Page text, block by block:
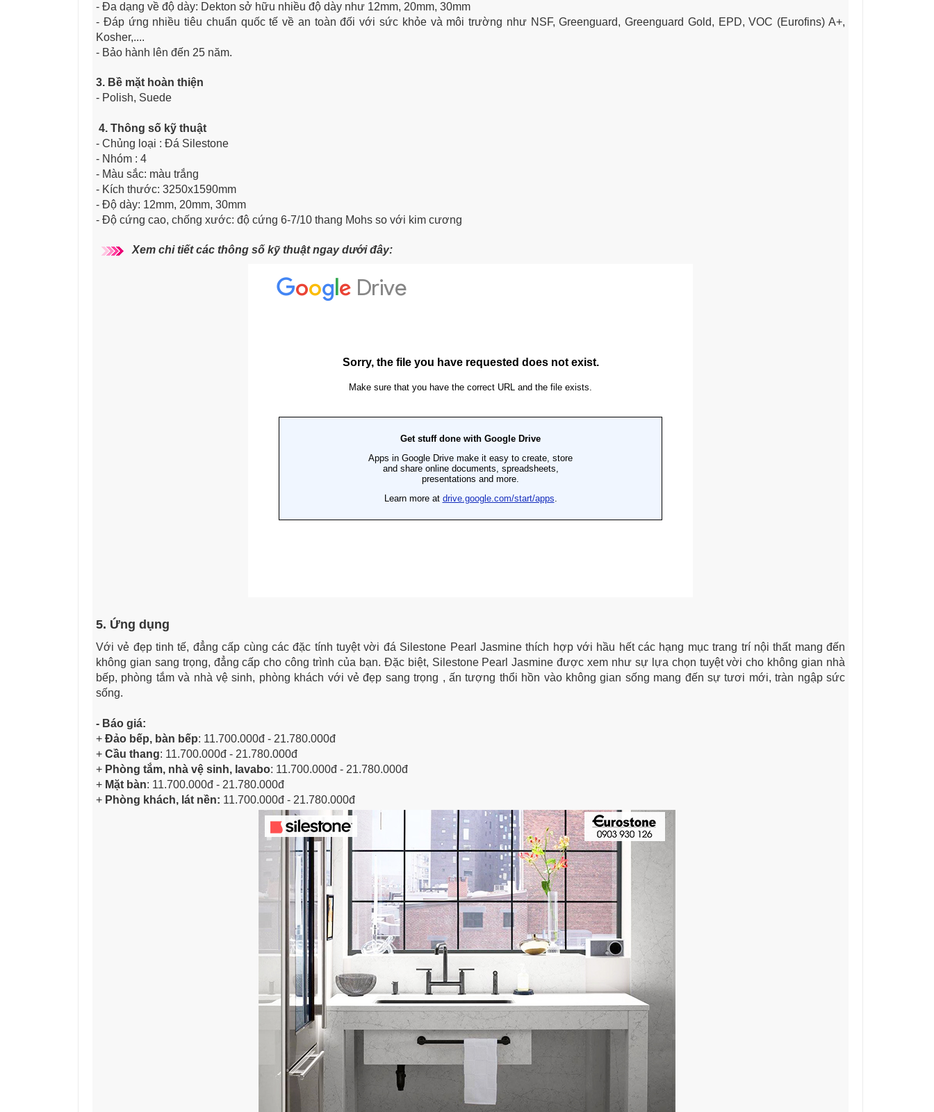
- Đa dạng về độ dày: Dekton sở hữu nhiều độ dày như 12mm, 20mm, 30mm
- Đáp ứng nhiều tiêu chuẩn quốc tế về an toàn đối với sức khỏe và môi trường như NSF, Greenguard, Greenguard Gold, EPD, VOC (Eurofins) A+,
Kosher,....
- Bảo hành lên đến 25 năm.
3. Bề mặt hoàn thiện
- Polish, Suede
4. Thông số kỹ thuật
- Chủng loại : Đá Silestone
- Nhóm : 4
- Màu sắc: màu trắng
- Kích thước: 3250x1590mm
- Độ dày: 12mm, 20mm, 30mm
- Độ cứng cao, chống xước: độ cứng 6-7/10 thang Mohs so với kim cương
Xem chi tiết các thông số kỹ thuật ngay dưới đây:
5. Ứng dụng
Với vẻ đẹp tinh tế, đẳng cấp cùng các đặc tính tuyệt vời đá Silestone Pearl Jasmine thích hợp với hầu hết các hạng mục trang trí nội thất mang đến
không gian sang trọng, đẳng cấp cho công trình của bạn. Đặc biệt, Silestone Pearl Jasmine được xem như sự lựa chọn tuyệt vời cho không gian nhà
bếp, phòng tắm và nhà vệ sinh, phòng khách với vẻ đẹp sang trọng , ấn tượng thổi hồn vào không gian sống mang đến sự tươi mới, tràn ngập sức
sống.
- Báo giá:
+ Đảo bếp, bàn bếp: 11.700.000đ - 21.780.000đ
+ Cầu thang: 11.700.000đ - 21.780.000đ
+ Phòng tắm, nhà vệ sinh, lavabo: 11.700.000đ - 21.780.000đ
+ Mặt bàn: 11.700.000đ - 21.780.000đ
+ Phòng khách, lát nền: 11.700.000đ - 21.780.000đ